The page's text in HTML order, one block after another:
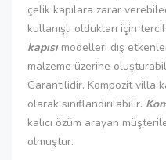
çelik kapılara zarar
kullanışlı oldukları için
kapısı modelleri dış
malzeme üzerine
Garantilidir. Kompozit villa
olarak sınıflandırılabilir.
kalıcı özüm arayan
olmuştur.